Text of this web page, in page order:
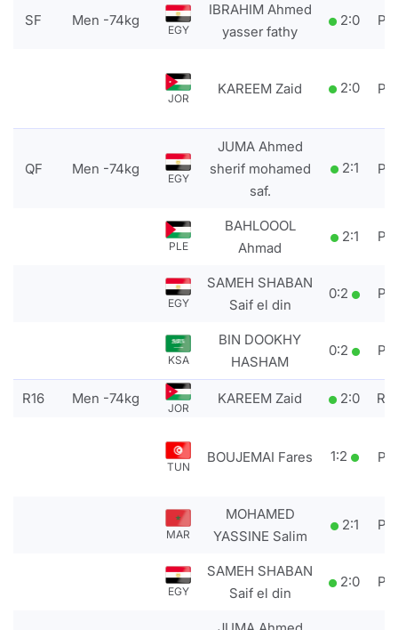
SF Men -74kg
EGY
IBRAHIM Ahmed
yasser fathy
2:0
JOR
KAREEM Zaid 2:0
QF Men -74kg
EGY
JUMA Ahmed
sherif mohamed
saf.
2:1
PLE
BAHLOOOL
Ahmad
2:1
EGY
SAMEH SHABAN
Saif el din
0:2
KSA
BIN DOOKHY
HASHAM
0:2
R16 Men -74kg
JOR
KAREEM Zaid 2:0
TUN
BOUJEMAI Fares 1:2
MAR
MOHAMED
YASSINE Salim
2:1
EGY
SAMEH SHABAN
Saif el din
2:0